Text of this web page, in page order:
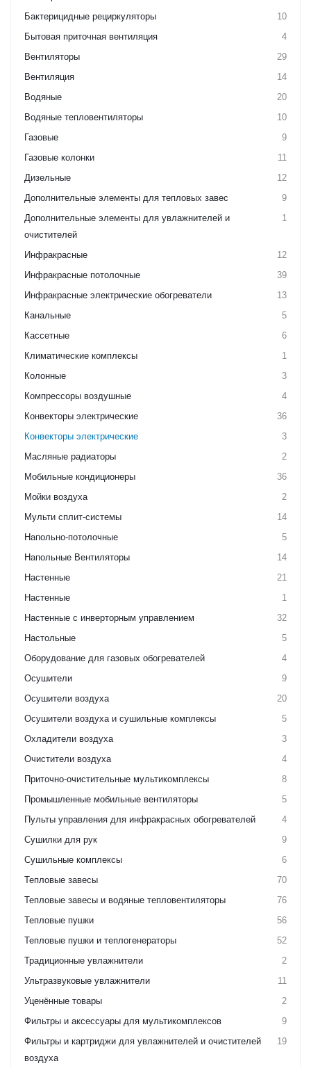
Бактерицидные рециркуляторы
10
Бытовая приточная вентиляция
4
Вентиляторы
29
Вентиляция
14
Водяные
20
Водяные тепловентиляторы
10
Газовые
9
Газовые колонки
11
Дизельные
12
Дополнительные элементы для тепловых завес
9
Дополнительные элементы для увлажнителей и
очистителей
1
Инфракрасные
12
Инфракрасные потолочные
39
Инфракрасные электрические обогреватели
13
Канальные
5
Кассетные
6
Климатические комплексы
1
Колонные
3
Компрессоры воздушные
4
Конвекторы электрические
36
Конвекторы электрические
3
Масляные радиаторы
2
Мобильные кондиционеры
36
Мойки воздуха
2
Мульти сплит-системы
14
Напольно-потолочные
5
Напольные Вентиляторы
14
Настенные
21
Настенные
1
Настенные с инверторным управлением
32
Настольные
5
Оборудование для газовых обогревателей
4
Осушители
9
Осушители воздуха
20
Осушители воздуха и сушильные комплексы
5
Охладители воздуха
3
Очистители воздуха
4
Приточно-очистительные мультикомплексы
8
Промышленные мобильные вентиляторы
5
Пульты управления для инфракрасных обогревателей
4
Сушилки для рук
9
Сушильные комплексы
6
Тепловые завесы
70
Тепловые завесы и водяные тепловентиляторы
76
Тепловые пушки
56
Тепловые пушки и теплогенераторы
52
Традиционные увлажнители
2
Ультразвуковые увлажнители
11
Уценённые товары
2
Фильтры и аксессуары для мультикомплексов
9
Фильтры и картриджи для увлажнителей и очистителей
воздуха
19